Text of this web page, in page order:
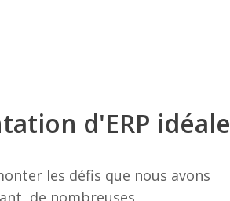
d'ERP idéale
les défis que nous avons
de nombreuses